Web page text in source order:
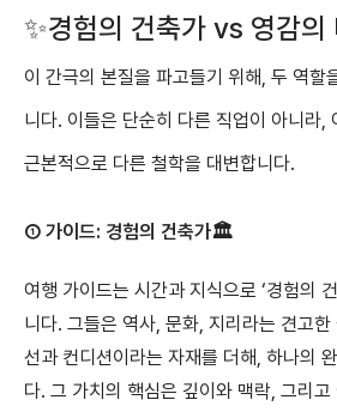
✨경험의 건축가 vs 영감의
이 간극의 본질을 파고들기 위해, 두 역할
니다. 이들은 단순히 다른 직업이 아니라,
근본적으로 다른 철학을 대변합니다.
① 가이드: 경험의 건축가🏛️
여행 가이드는 시간과 지식으로 ‘경험의
니다. 그들은 역사, 문화, 지리라는 견고
선과 컨디션이라는 자재를 더해, 하나의
다. 그 가치의 핵심은 깊이와 맥락, 그리고